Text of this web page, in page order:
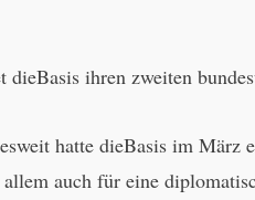
dieBasis ihren zweiten
hatte dieBasis im März
auch für eine